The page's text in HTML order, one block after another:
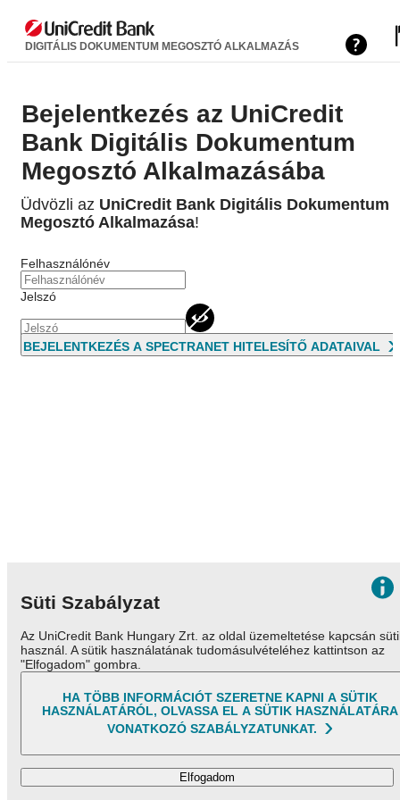
Süti Szabályzat
Az UniCredit Bank Hungary Zrt. az oldal üzemeltetése kapcsán
használ. A sütik használatának tudomásulvételéhez kattintson az
"Elfogadom" gombra.
HA TÖBB INFORMÁCIÓT SZERETNE KAPNI A SÜTIK
HASZNÁLATÁRÓL, OLVASSA EL A SÜTIK HASZNÁLATÁRA
VONATKOZÓ SZABÁLYZATUNKAT.
Elfogadom
DIGITÁLIS DOKUMENTUM MEGOSZTÓ ALKALMAZÁS
Bejelentkezés az UniCredit
Bank Digitális Dokumentum
Megosztó Alkalmazásába
Üdvözli az UniCredit Bank Digitális Dokumentum
Megosztó Alkalmazása!
Felhasználónév
Jelszó
BEJELENTKEZÉS A SPECTRANET HITELESÍTŐ ADATAIVAL
ELFELEJTETT JELSZÓ